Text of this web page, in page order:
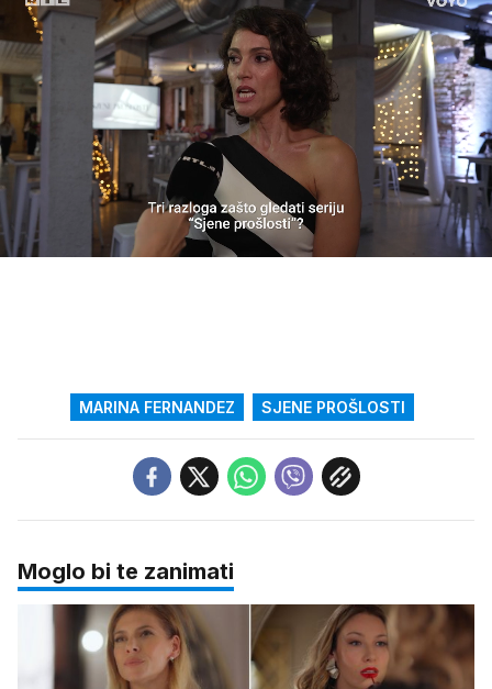
zvuk
Loaded
7.86%
MARINA FERNANDEZ SJENE PROŠLOSTI
Moglo bi te zanimati